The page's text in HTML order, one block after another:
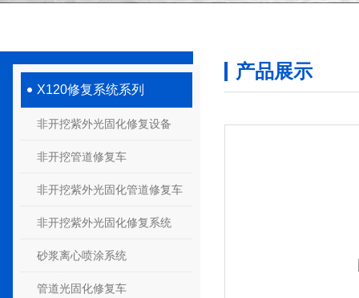
X120修复系统系列
非开挖紫外光固化修复设备
非开挖管道修复车
非开挖紫外光固化管道修复车
非开挖紫外光固化修复系统
砂浆离心喷涂系统
管道光固化修复车
产品展示